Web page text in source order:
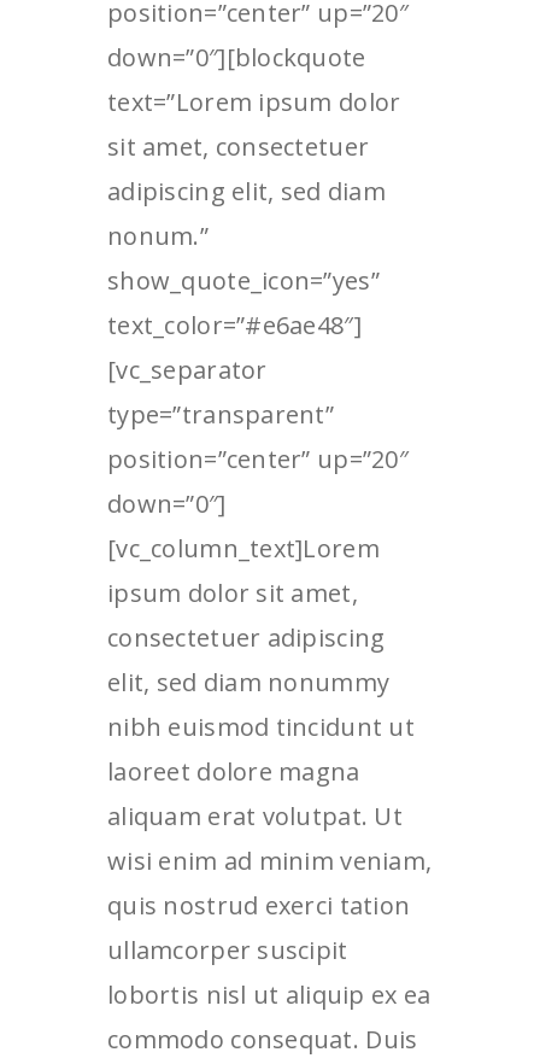
position=”center” up=”20″
down=”0″][blockquote
text=”Lorem ipsum dolor
sit amet, consectetuer
adipiscing elit, sed diam
nonum.”
show_quote_icon=”yes”
text_color=”#e6ae48″]
[vc_separator
type=”transparent”
position=”center” up=”20″
down=”0″]
[vc_column_text]Lorem
ipsum dolor sit amet,
consectetuer adipiscing
elit, sed diam nonummy
nibh euismod tincidunt ut
laoreet dolore magna
aliquam erat volutpat. Ut
wisi enim ad minim veniam,
quis nostrud exerci tation
ullamcorper suscipit
lobortis nisl ut aliquip ex ea
commodo consequat. Duis